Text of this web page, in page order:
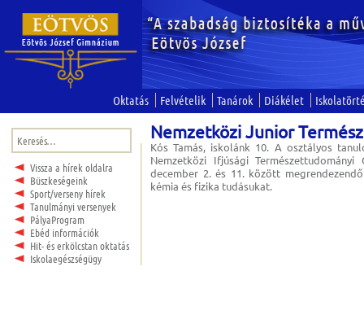
Oktatás Felvételik Tanárok Diákélet
Keresés:
Vissza a hírek oldalra
Büszkeségeink
Sport/verseny hírek
Tanulmányi versenyek
PályaProgram
Ebéd információk
Hit- és erkölcstan oktatás
Iskolaegészségügy
Nemzetközi Junior
Kós Tamás, iskolánk 10. A osztályos
Nemzetközi Ifjúsági
december 2. és 11. között
kémia és fizika tudásukat.